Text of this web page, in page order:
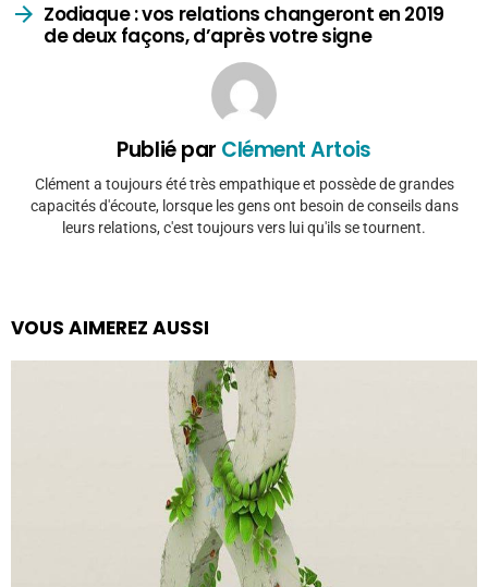
Zodiaque : vos relations changeront en 2019
de deux façons, d’après votre signe
Publié par Clément Artois
Clément a toujours été très empathique et possède de grandes
capacités d'écoute, lorsque les gens ont besoin de conseils dans
leurs relations, c'est toujours vers lui qu'ils se tournent.
VOUS AIMEREZ AUSSI